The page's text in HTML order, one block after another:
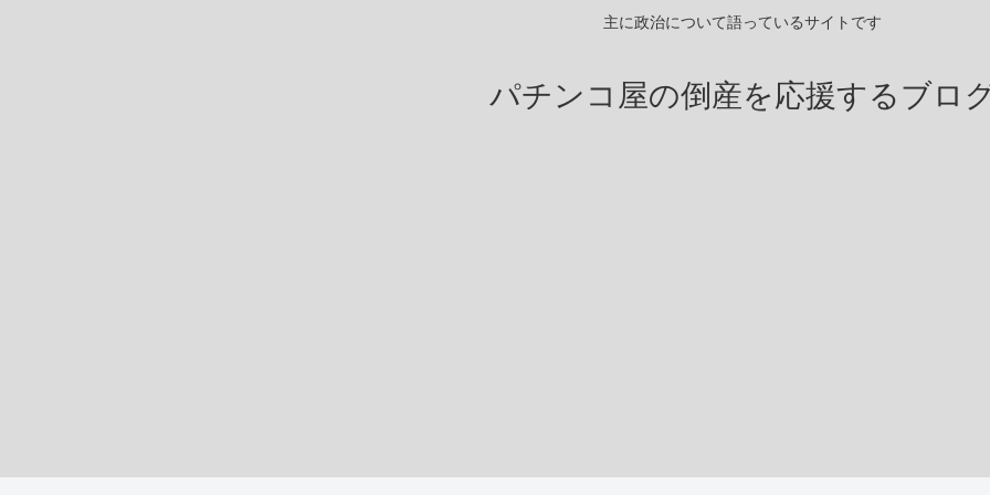
主に政治について語っているサイトです
パチンコ屋の倒産を応援するブロ